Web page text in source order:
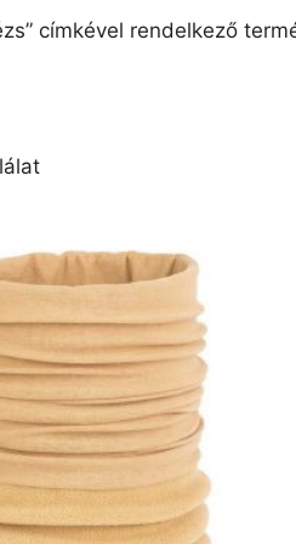
címkével rendelkező